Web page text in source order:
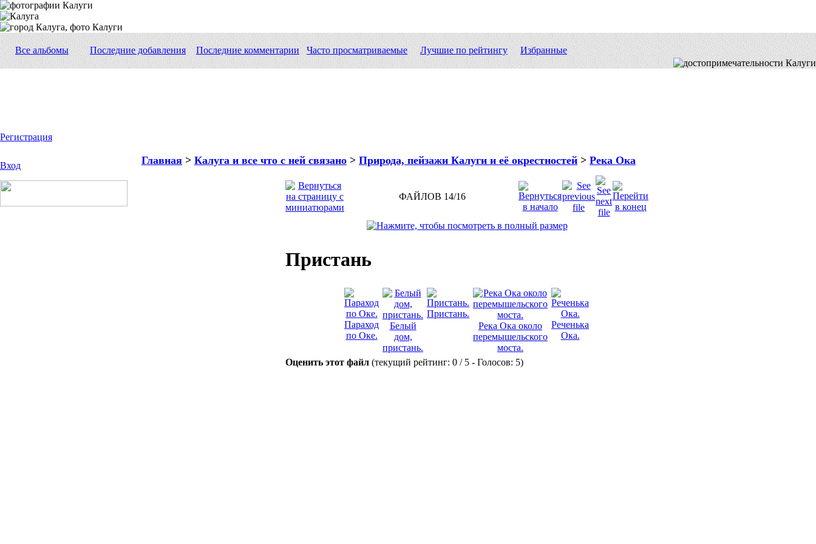
Все альбомы Последние добавления Последние комментарии Часто просматриваемые Лучшие по рейтингу Избранные
Регистрация
Вход Главная > Калуга и все что с ней связано > Природа, пейзажи Калуги и её окрестностей > Река Ока
ФАЙЛОВ 14/16
Пристань
Параход
по Оке.
Белый
дом,
пристань.
Пристань.
Река Ока около
перемышельского
моста.
Реченька
Ока.
Оценить этот файл (текущий рейтинг: 0 / 5 - Голосов: 5)